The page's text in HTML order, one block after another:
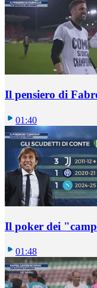
Il pensiero di
01:40
Il poker dei
01:48